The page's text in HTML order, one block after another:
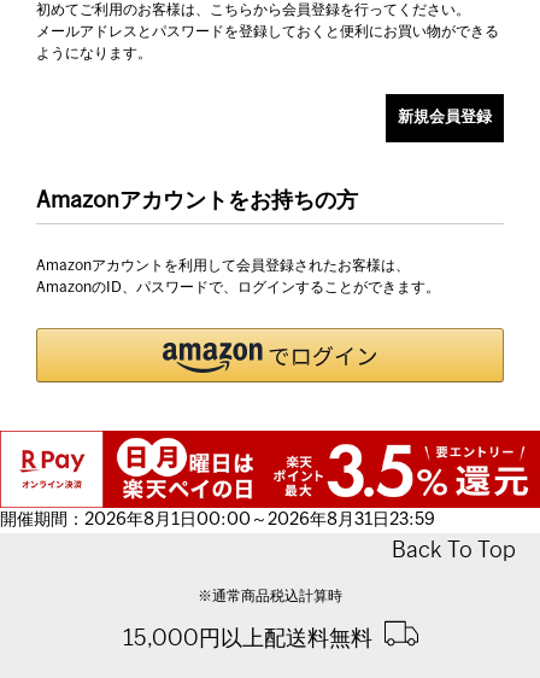
初めてご利用のお客様は、こちらから会員登録を行ってください。
メールアドレスとパスワードを登録しておくと便利にお買い物ができる
ようになります。
Amazonアカウントをお持ちの方
Amazonアカウントを利用して会員登録されたお客様は、
AmazonのID、パスワードで、ログインすることができます。
開催期間：2026年8月1日00:00～2026年8月31日23:59
Back To Top
※通常商品税込計算時
15,000円以上配送料無料